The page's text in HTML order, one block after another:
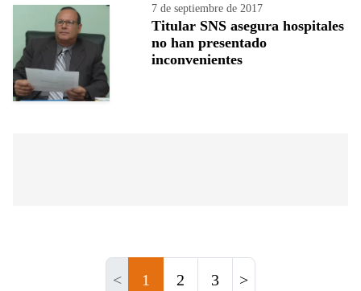
7 de septiembre de 2017
Titular SNS asegura hospitales
no han presentado
inconvenientes
< 1 2 3 >